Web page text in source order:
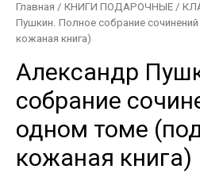
Главная / КНИГИ ПОДАРОЧНЫЕ /
Пушкин. Полное собрание
кожаная книга)
Александр
собрание
одном томе
кожаная книга)